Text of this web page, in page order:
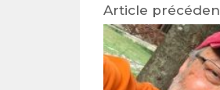
Article